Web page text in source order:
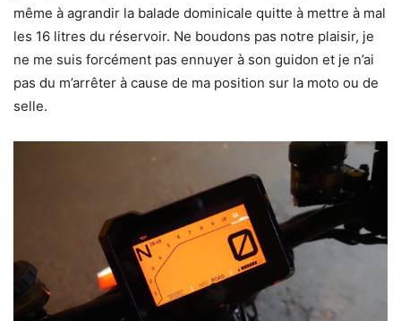
même à agrandir la balade dominicale quitte à mettre à mal
les 16 litres du réservoir. Ne boudons pas notre plaisir, je
ne me suis forcément pas ennuyer à son guidon et je n’ai
pas du m’arrêter à cause de ma position sur la moto ou de
selle.